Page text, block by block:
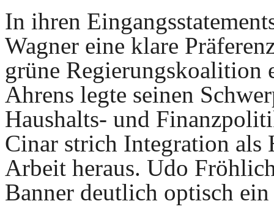
In ihren
Wagner eine klare
grüne Regierungskoalition
Ahrens legte seinen
Haushalts- und
Cinar strich Integration als
Arbeit heraus. Udo
Banner deutlich optisch